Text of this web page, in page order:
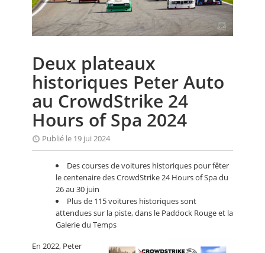
FOCUS
ANNUAIRES
PETITES ANNONCES
Deux plateaux
historiques Peter Auto
au CrowdStrike 24
Hours of Spa 2024
Publié le 19 jui 2024
Des courses de voitures historiques pour fêter
le centenaire des CrowdStrike 24 Hours of Spa du
26 au 30 juin
Plus de 115 voitures historiques sont
attendues sur la piste, dans le Paddock Rouge et la
Galerie du Temps
En 2022, Peter